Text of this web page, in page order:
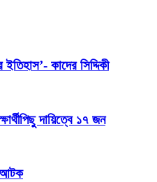
কাদের সিদ্দিকী
দায়িত্বে ১৭ জন
আটক